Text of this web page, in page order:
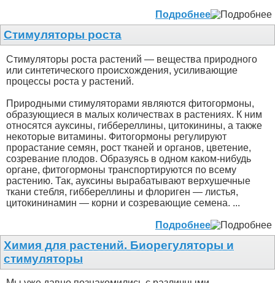
Подробнее
Стимуляторы роста
Стимуляторы роста растений — вещества природного
или синтетического происхождения, усиливающие
процессы роста у растений.
Природными стимуляторами являются фитогормоны,
образующиеся в малых количествах в растениях. К ним
относятся ауксины, гиббереллины, цитокинины, а также
некоторые витамины. Фитогормоны регулируют
прорастание семян, рост тканей и органов, цветение,
созревание плодов. Образуясь в одном каком-нибудь
органе, фитогормоны транспортируются по всему
растению. Так, ауксины вырабатывают верхушечные
ткани стебля, гиббереллины и флориген — листья,
цитокининамин — корни и созревающие семена. ...
Подробнее
Химия для растений. Биорегуляторы и
стимуляторы